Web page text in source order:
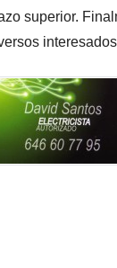
superior.